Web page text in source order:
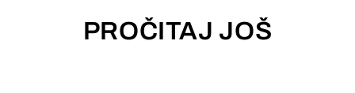
PROČITAJ JOŠ